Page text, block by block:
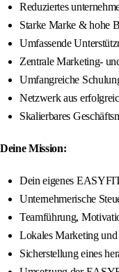
Reduziertes
Starke Marke & hohe
Umfassende
Zentrale Marketing-
Umfangreiche
Netzwerk aus
Skalierbares
Deine Mission:
Dein eigenes
Unternehmerische
Teamführung,
Lokales Marketing
Sicherstellung eines